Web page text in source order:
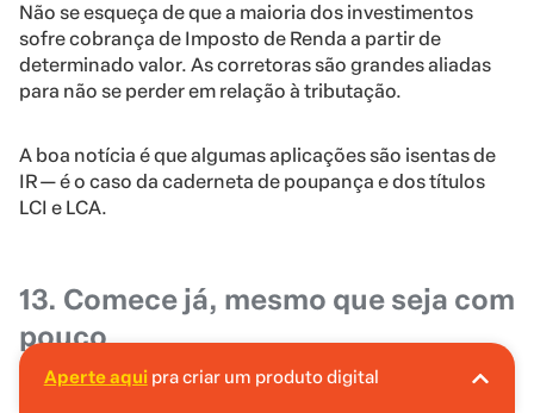
Não se esqueça de que a maioria dos investimentos
sofre cobrança de Imposto de Renda a partir de
determinado valor. As corretoras são grandes aliadas
para não se perder em relação à tributação.
A boa notícia é que algumas aplicações são isentas de
IR — é o caso da caderneta de poupança e dos títulos
LCI e LCA.
13. Comece já, mesmo que seja com
pouco
Por fim, nossa última dica é: comece já. Seja com uma
A Hotmart é o lugar certo pra você criar seu
Aperte aqui pra criar um produto digital